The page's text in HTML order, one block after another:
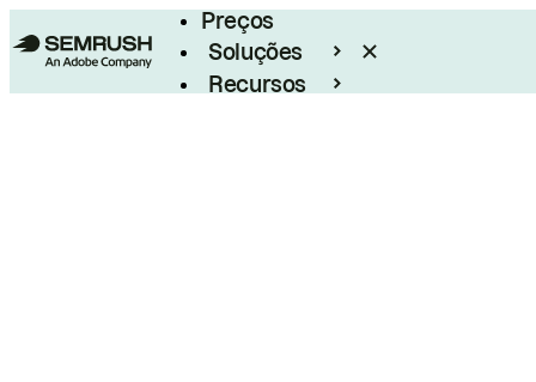
Preços
Soluções
Recursos